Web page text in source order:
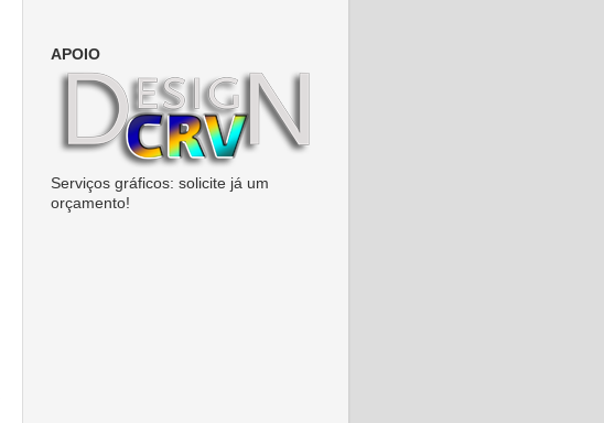
APOIO
Serviços gráficos: solicite já um
orçamento!